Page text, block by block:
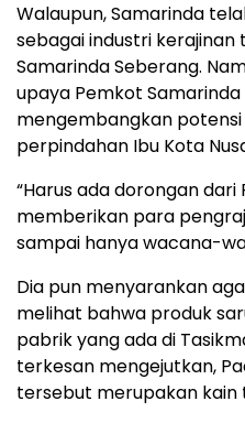
Walaupun, Samarinda
sebagai industri
Samarinda Seberang.
upaya Pemkot
mengembangkan
perpindahan Ibu Kota
“Harus ada dorongan
memberikan para
sampai hanya wacana-
Dia pun menyarankan
melihat bahwa produk
pabrik yang ada di
terkesan mengejutkan,
tersebut merupakan kain